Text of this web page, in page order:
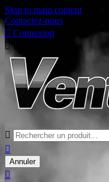
Skip to main content
Contactez-nous
 Connexion
 Panier


Annuler
